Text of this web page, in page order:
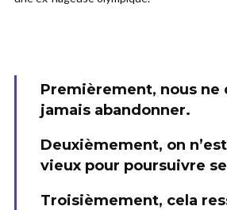
Premièrement, nous ne
jamais abandonner.
Deuxièmement, on
vieux pour poursuivre
Troisièmement, cela